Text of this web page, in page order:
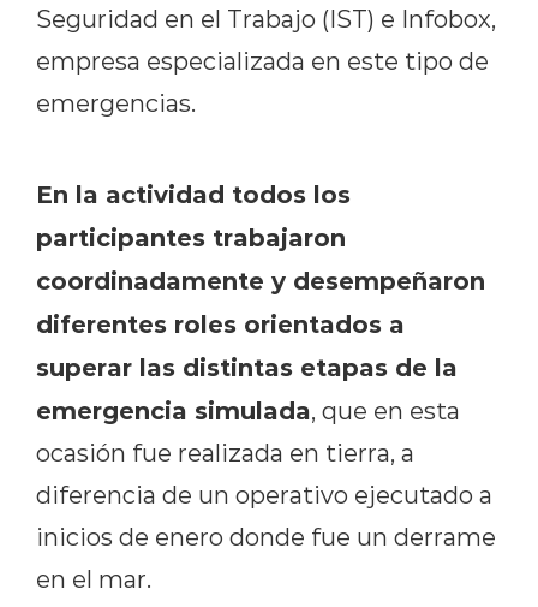
Seguridad en el Trabajo (IST) e Infobox,
empresa especializada en este tipo de
emergencias.
En la actividad todos los
participantes trabajaron
coordinadamente y desempeñaron
diferentes roles orientados a
superar las distintas etapas de la
emergencia simulada, que en esta
ocasión fue realizada en tierra, a
diferencia de un operativo ejecutado a
inicios de enero donde fue un derrame
en el mar.